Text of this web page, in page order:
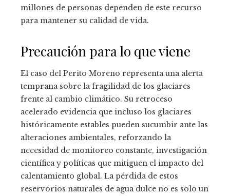
millones de personas dependen de este recurso
para mantener su calidad de vida.
Precaución para lo que viene
El caso del Perito Moreno representa una alerta
temprana sobre la fragilidad de los glaciares
frente al cambio climático. Su retroceso
acelerado evidencia que incluso los glaciares
históricamente estables pueden sucumbir ante las
alteraciones ambientales, reforzando la
necesidad de monitoreo constante, investigación
científica y políticas que mitiguen el impacto del
calentamiento global. La pérdida de estos
reservorios naturales de agua dulce no es solo un